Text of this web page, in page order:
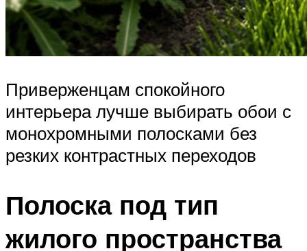
Приверженцам спокойного
интерьера лучше выбирать обои с
монохромными полосками без
резких контрастных переходов
Полоска под тип
жилого пространства